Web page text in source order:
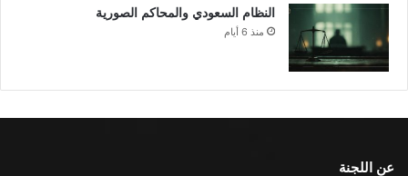
النظام السعودي والمحاكم الصورية
منذ 6 أيام
عن اللجنة